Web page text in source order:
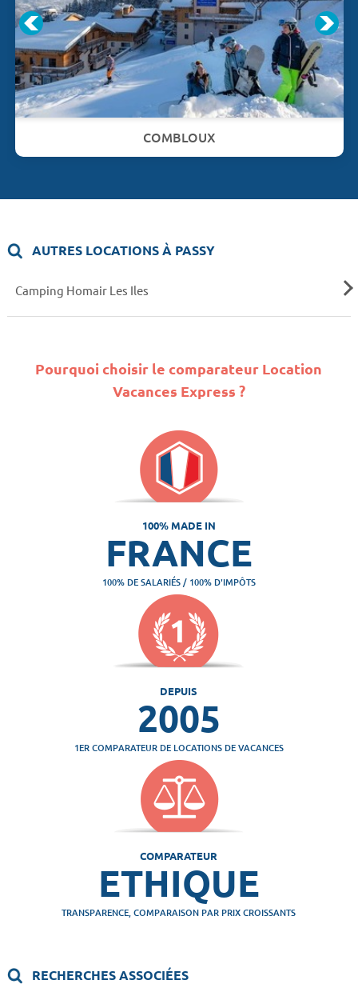
COMBLOUX
AUTRES LOCATIONS À PASSY
Camping Homair Les Iles
Pourquoi choisir le comparateur Location
Vacances Express ?
100% MADE IN
FRANCE
100% DE SALARIÉS / 100% D'IMPÔTS
DEPUIS
2005
1ER COMPARATEUR DE LOCATIONS DE VACANCES
COMPARATEUR
ETHIQUE
TRANSPARENCE, COMPARAISON PAR PRIX CROISSANTS
RECHERCHES ASSOCIÉES